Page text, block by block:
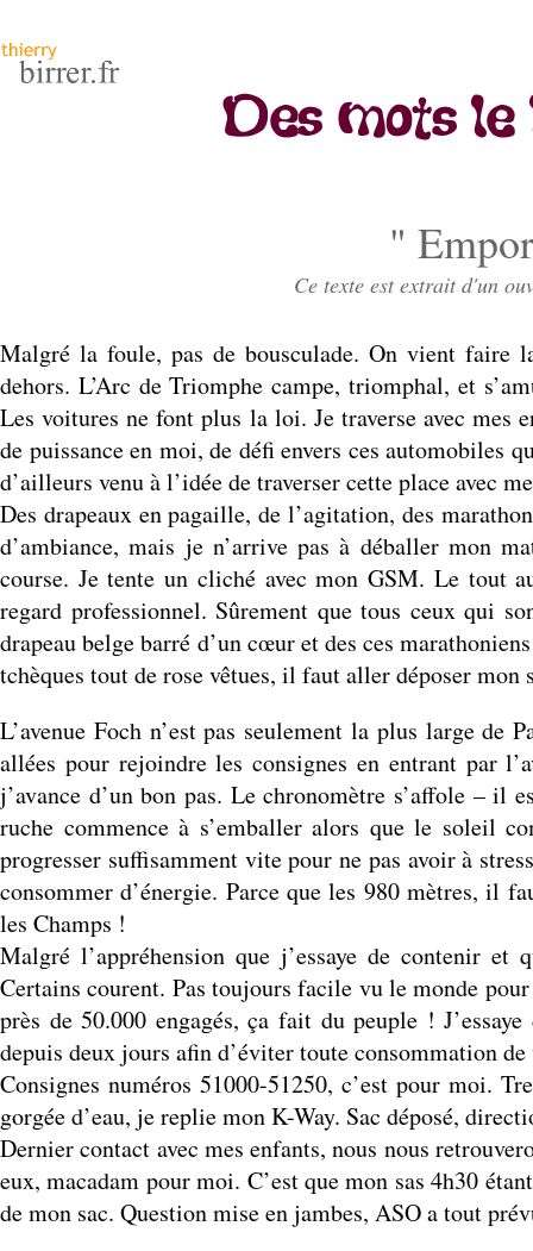
"
Ce texte est extrait d'un
Malgré la foule, pas de bousculade. On vient faire
dehors. L’Arc de Triomphe campe, triomphal, et
Les voitures ne font plus la loi. Je traverse avec mes
de puissance en moi, de défi envers ces
d’ailleurs venu à l’idée de traverser cette place avec
Des drapeaux en pagaille, de l’agitation, des
d’ambiance, mais je n’arrive pas à déballer mon
course. Je tente un cliché avec mon GSM. Le tout
regard professionnel. Sûrement que tous ceux qui
drapeau belge barré d’un cœur et des ces
tchèques tout de rose vêtues, il faut aller déposer mon
L’avenue Foch n’est pas seulement la plus large de
allées pour rejoindre les consignes en entrant par
j’avance d’un bon pas. Le chronomètre s’affole – il
ruche commence à s’emballer alors que le soleil
progresser suffisamment vite pour ne pas avoir à
consommer d’énergie. Parce que les 980 mètres, il
les Champs !
Malgré l’appréhension que j’essaye de contenir
Certains courent. Pas toujours facile vu le monde
près de 50.000 engagés, ça fait du peuple !
depuis deux jours afin d’éviter toute consommation
Consignes numéros 51000-51250, c’est pour moi.
gorgée d’eau, je replie mon K-Way. Sac déposé,
Dernier contact avec mes enfants, nous nous
eux, macadam pour moi. C’est que mon sas 4h30
de mon sac. Question mise en jambes, ASO a tout